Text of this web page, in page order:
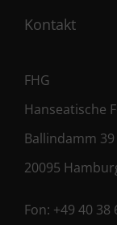
Kontakt
FHG
Hanseatische
Ballindamm 39
20095
Fon: +49 40 38